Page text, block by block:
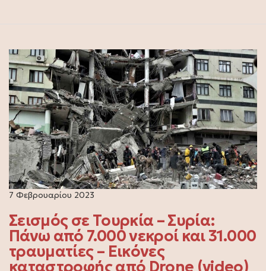
7 Φεβρουαρίου 2023
Σεισμός σε Τουρκία – Συρία:
Πάνω από 7.000 νεκροί και 31.000
τραυματίες – Εικόνες
καταστροφής από Drone (video)